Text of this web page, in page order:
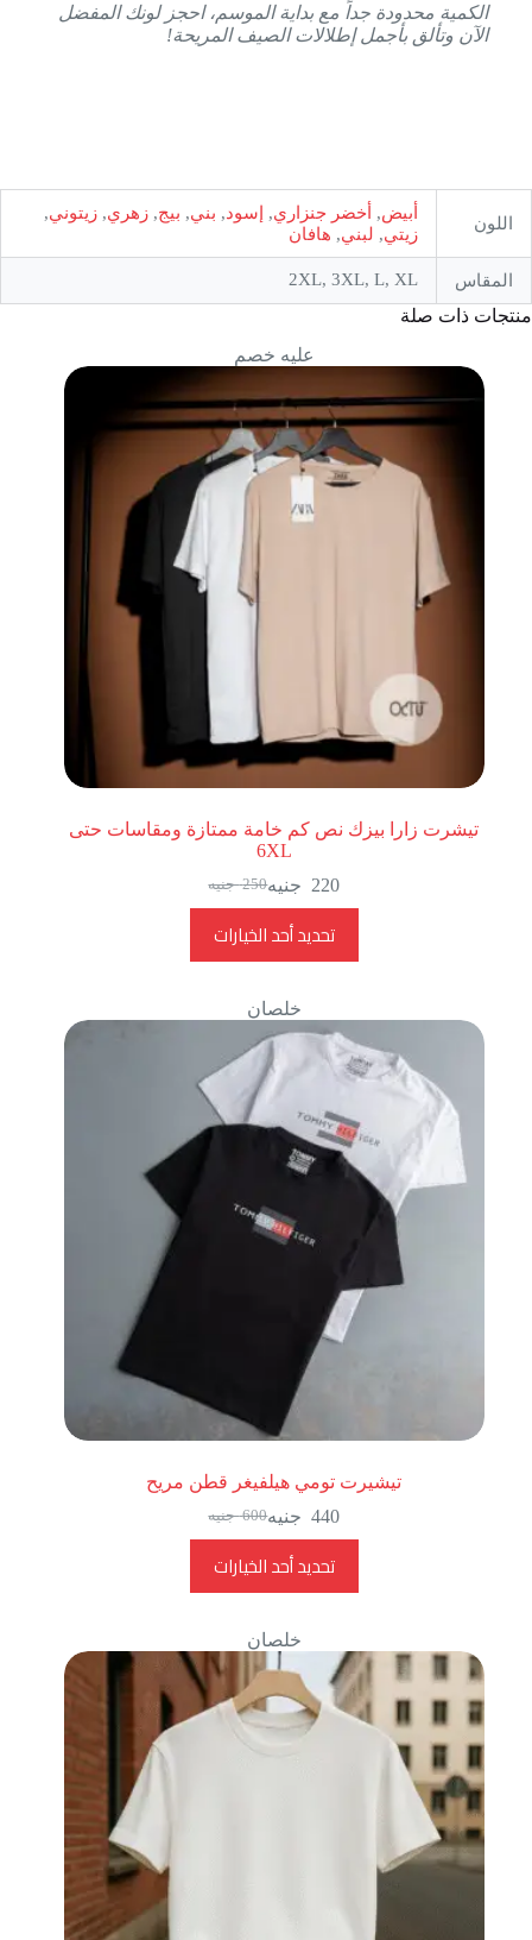
الكمية محدودة جداً مع بداية الموسم، احجز لونك المفضل
الآن وتألق بأجمل إطلالات الصيف المريحة!
اللون
أبيض, أخضر جنزاري, إسود, بني, بيج, زهري, زيتوني,
زيتي, لبني, هافان
المقاس 2XL, 3XL, L, XL
منتجات ذات صلة
عليه خصم
تيشرت زارا بيزك نص كم خامة ممتازة ومقاسات حتى
6XL
250 جنيه 220 جنيه
تحديد أحد الخيارات
خلصان
تيشيرت تومي هيلفيغر قطن مريح
600 جنيه 440 جنيه
تحديد أحد الخيارات
خلصان